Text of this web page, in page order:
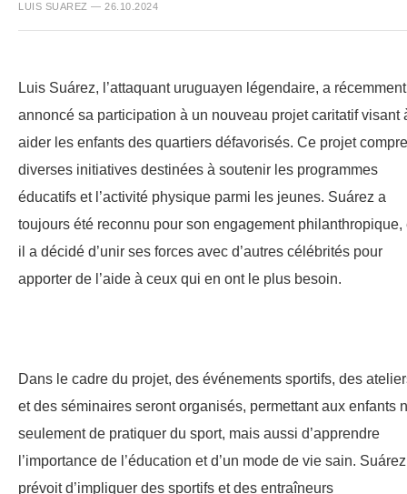
LUIS SUAREZ — 26.10.2024
Luis Suárez, l’attaquant uruguayen légendaire, a récemment
annoncé sa participation à un nouveau projet caritatif visant
aider les enfants des quartiers défavorisés. Ce projet
diverses initiatives destinées à soutenir les programmes
éducatifs et l’activité physique parmi les jeunes. Suárez a
toujours été reconnu pour son engagement philanthropique,
il a décidé d’unir ses forces avec d’autres célébrités pour
apporter de l’aide à ceux qui en ont le plus besoin.
Dans le cadre du projet, des événements sportifs, des
et des séminaires seront organisés, permettant aux enfants
seulement de pratiquer du sport, mais aussi d’apprendre
l’importance de l’éducation et d’un mode de vie sain. Suárez
prévoit d’impliquer des sportifs et des entraîneurs